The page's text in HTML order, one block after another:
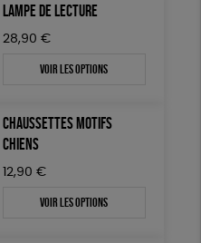
LAMPE DE LECTURE
28,90 €
Voir les options
CHAUSSETTES MOTIFS
CHIENS
12,90 €
Voir les options